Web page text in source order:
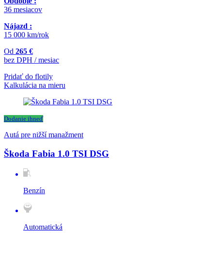
36 mesiacov
Nájazd :
15 000 km/rok
Od 265 €
bez DPH / mesiac
Pridať do flotily
Kalkulácia na mieru
Dodanie ihneď
Autá pre nižší manažment
Škoda Fabia 1.0 TSI DSG
Benzín
Automatická